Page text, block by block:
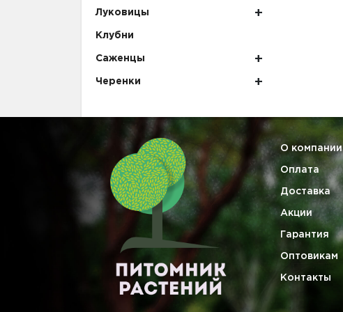
Луковицы
Клубни
Саженцы
Черенки
О компании
Оплата
Доставка
Акции
Гарантия
Оптовикам
Контакты